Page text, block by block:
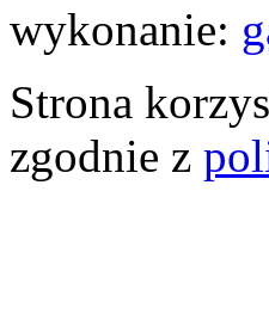
wykonanie:
Strona
zgodnie z